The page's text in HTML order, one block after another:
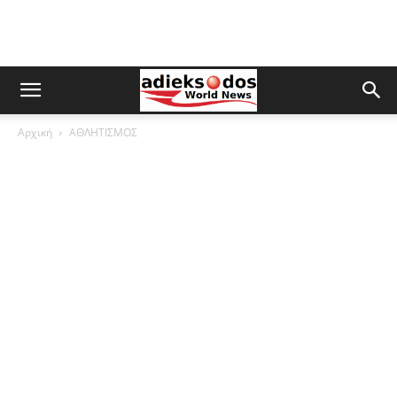
Αρχική ΑΘΛΗΤΙΣΜΟΣ